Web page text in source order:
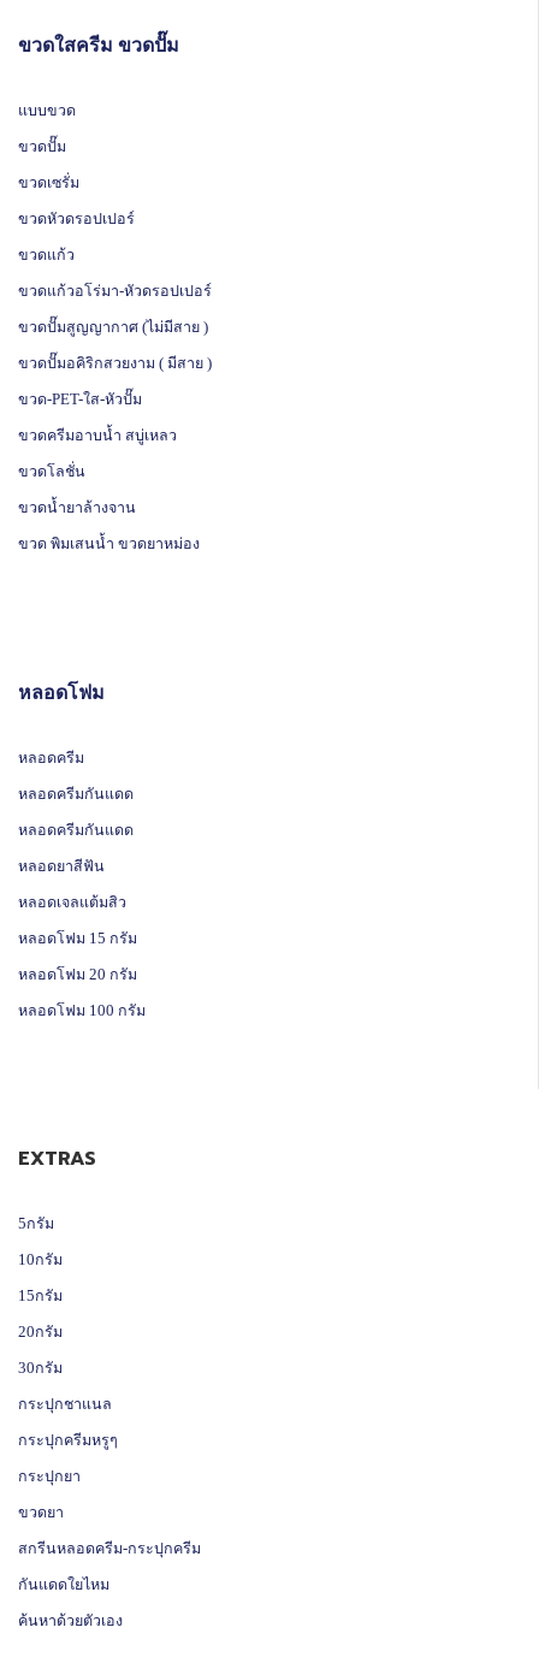
ขวดใสครีม ขวดปั๊ม
แบบขวด
ขวดปั๊ม
ขวดเซรั่ม
ขวดหัวดรอปเปอร์
ขวดแก้ว
ขวดแก้วอโร่มา-หัวดรอปเปอร์
ขวดปั๊มสูญญากาศ (ไม่มีสาย )
ขวดปั๊มอคิริกสวยงาม ( มีสาย )
ขวด-PET-ใส-หัวปั๊ม
ขวดครีมอาบน้ำ สบู่เหลว
ขวดโลชั่น
ขวดน้ำยาล้างจาน
ขวด พิมเสนน้ำ ขวดยาหม่อง
หลอดโฟม
หลอดครีม
หลอดครีมกันแดด
หลอดครีมกันแดด
หลอดยาสีฟัน
หลอดเจลแต้มสิว
หลอดโฟม 15 กรัม
หลอดโฟม 20 กรัม
หลอดโฟม 100 กรัม
EXTRAS
5กรัม
10กรัม
15กรัม
20กรัม
30กรัม
กระปุกชาแนล
กระปุกครีมหรูๆ
กระปุกยา
ขวดยา
สกรีนหลอดครีม-กระปุกครีม
กันแดดใยไหม
ค้นหาด้วยตัวเอง